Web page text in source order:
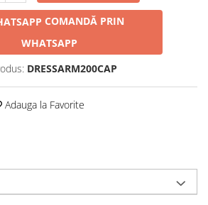
COMANDĂ PRIN
WHATSAPP
DRESSARM200CAP
Adauga la Favorite